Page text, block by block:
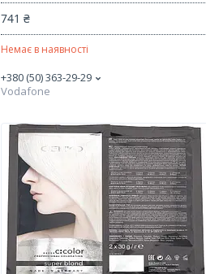
741 ₴
Немає в наявності
+380 (50) 363-29-29
Vodafone